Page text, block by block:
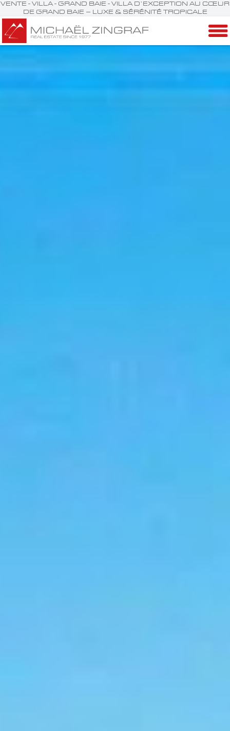
VENTE - VILLA - GRAND BAIE - VILLA D’EXCEPTION AU CŒUR
DE GRAND BAIE – LUXE & SÉRÉNITÉ TROPICALE